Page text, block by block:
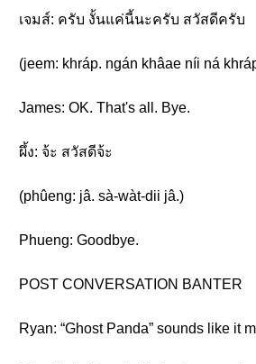
เจมส์: ครับ งั้นแค่นี้นะครับ สวัสดีครับ
(jeem: khráp. ngán khâae níi ná
James: OK. That's all. Bye.
ผึ้ง: จ้ะ สวัสดีจ้ะ
(phûeng: jâ. sà-wàt-dii jâ.)
Phueng: Goodbye.
POST CONVERSATION BANTER
Ryan: “Ghost Panda” sounds like it